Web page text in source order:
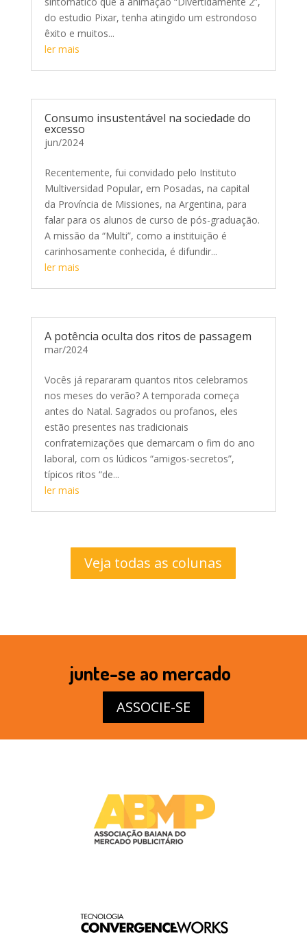
do estudio Pixar, tenha atingido um estrondoso
êxito e muitos...
ler mais
Consumo insustentável na sociedade do
excesso
jun/2024
Recentemente, fui convidado pelo Instituto
Multiversidad Popular, em Posadas, na capital
da Província de Missiones, na Argentina, para
falar para os alunos de curso de pós-graduação.
A missão da “Multi”, como a instituição é
carinhosamente conhecida, é difundir...
ler mais
A potência oculta dos ritos de passagem
mar/2024
Vocês já repararam quantos ritos celebramos
nos meses do verão? A temporada começa
antes do Natal. Sagrados ou profanos, eles
estão presentes nas tradicionais
confraternizações que demarcam o fim do ano
laboral, com os lúdicos “amigos-secretos”,
típicos ritos “de...
ler mais
Veja todas as colunas
junte-se ao mercado
ASSOCIE-SE